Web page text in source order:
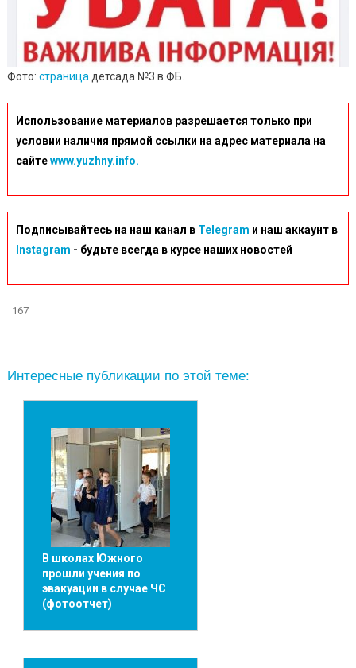
Фото: страницадетсада №3 в ФБ.
Использование материалов разрешается только при
условии наличия прямой ссылки на адрес материала на
сайтеwww.yuzhny.info.
Подписывайтесь на наш канал в Telegram и наш аккаунт в
Instagram - будьте всегда в курсе наших новостей
167
Интересные публикации по этой теме:
В школах Южного
прошли учения по
эвакуации в случае ЧС
(фотоотчет)